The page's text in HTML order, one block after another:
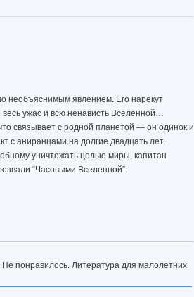
необъяснимым явлением. Его нарекут
ужас и всю ненависть Вселенной…
связывает с родной планетой — он одинок и
с аниранцами на долгие двадцать лет.
уничтожать целые миры, капитан
“Часовыми Вселенной”.
понравилось. Литература для малолетних